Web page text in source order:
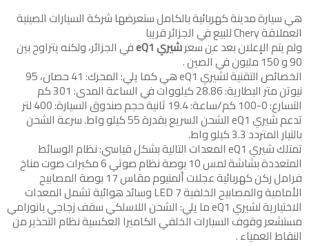
هي سيارة مدينة كهربائية بالكامل ستعرضها شركة السيارات الصينية
العملاقة Chery للبيع في الجزائر قريبا
ولم يتم الإعلان بعد عن سعرشيري eQ1 في الجزائر، ولكنه يتراوح بين
90 و 150 مليون في الصين .
الخصائص التقنية لشيري eQ1 هي كما يلي: المحرك: 41 حصان، 95
نيوتن متر البطارية: 28.86 كيلووات في الساعة المدى: 301 كم
التسارع: 0-100 كم/ساعة: 19.4 ثانية حجم صندوق السيارة: 400 لتر
تدعم شيري eQ1 الشحن السريع بقدرة 55 كيلو واط. سرعة الشحن
بالتيار المتردد 3.3 كيلو واط.
تمتلك شيري eQ1 المعدات التالية بشكل قياسي: نظام الوسائط
المتعددة بشاشة لمس 10 بوصة نظام صوتي 6 مكبرات صوت مناخ
فرامل ركن كهربائية عجلات ألمنيوم مقاس 17 بوصة المصابيح
الأمامية والمصابيح الخلفية LED 7 وسائد هوائية تشمل المعدات
الاختيارية لشيري eQ1 ما يلي: الشحن اللاسلكي سقف زجاجي بانورامي
مستشعر وقوف السيارات الخلفي الكاميرا العكسية نظام التحذير من
النقاط العمياء .